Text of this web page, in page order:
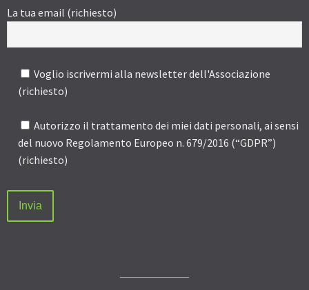
La tua email (richiesto)
Voglio iscrivermi alla newsletter dell'Associazione
(richiesto)
Autorizzo il trattamento dei miei dati personali, ai sensi
del nuovo Regolamento Europeo n. 679/2016 (“GDPR”)
(richiesto)